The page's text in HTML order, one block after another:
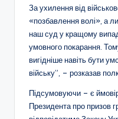
За ухилення від
«позбавлення волі», а
наш суд у кращому
умовного покарання.
вигідніше навіть бути
війську”, – розказав
Підсумовуючи – є
Президента про призов